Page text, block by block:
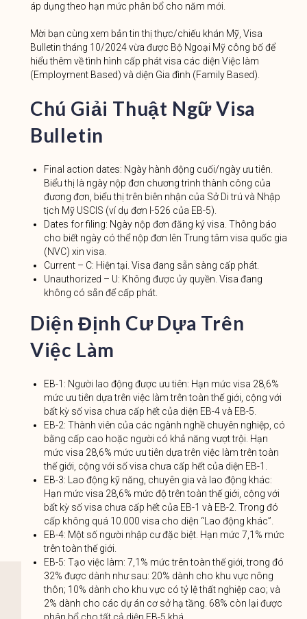
áp dụng theo hạn mức phân bổ cho năm mới.
Mời bạn cùng xem bản tin thị thực/chiếu khán Mỹ, Visa
Bulletin tháng 10/2024 vừa được Bộ Ngoại Mỹ công bố để
hiểu thêm về tình hình cấp phát visa các diện Việc làm
(Employment Based) và diện Gia đình (Family Based).
Chú Giải Thuật Ngữ Visa
Bulletin
Final action dates: Ngày hành động cuối/ngày ưu tiên.
Biểu thị là ngày nộp đơn chương trình thành công của
đương đơn, biểu thị trên biên nhận của Sở Di trú và Nhập
tịch Mỹ USCIS (ví dụ đơn I-526 của EB-5).
Dates for filing: Ngày nộp đơn đăng ký visa. Thông báo
cho biết ngày có thể nộp đơn lên Trung tâm visa quốc gia
(NVC) xin visa.
Current – C: Hiện tại. Visa đang sẵn sàng cấp phát.
Unauthorized – U: Không được ủy quyền. Visa đang
không có sẵn để cấp phát.
Diện Định Cư Dựa Trên
Việc Làm
EB-1: Người lao động được ưu tiên: Hạn mức visa 28,6%
mức ưu tiên dựa trên việc làm trên toàn thế giới, cộng với
bất kỳ số visa chưa cấp hết của diện EB-4 và EB-5.
EB-2: Thành viên của các ngành nghề chuyên nghiệp, có
bằng cấp cao hoặc người có khả năng vượt trội. Hạn
mức visa 28,6% mức ưu tiên dựa trên việc làm trên toàn
thế giới, cộng với số visa chưa cấp hết của diện EB-1.
EB-3: Lao động kỹ năng, chuyên gia và lao động khác:
Hạn mức visa 28,6% mức độ trên toàn thế giới, cộng với
bất kỳ số visa chưa cấp hết của EB-1 và EB-2. Trong đó
cấp không quá 10.000 visa cho diện “Lao động khác”.
EB-4: Một số người nhập cư đặc biệt. Hạn mức 7,1% mức
trên toàn thế giới.
EB-5: Tạo việc làm: 7,1% mức trên toàn thế giới, trong đó
32% được dành như sau: 20% dành cho khu vực nông
thôn; 10% dành cho khu vực có tỷ lệ thất nghiệp cao; và
2% dành cho các dự án cơ sở hạ tầng. 68% còn lại được